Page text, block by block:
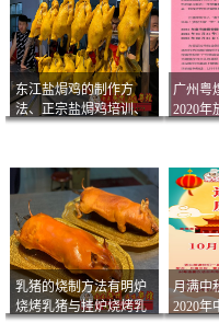
东江盐焗鸡的制作方
法、正宗盐焗鸡培训、
广州粤
2020年
乳猪的烧制方法有明炉
烧烤乳猪与挂炉烧烤乳
月满中
2020年